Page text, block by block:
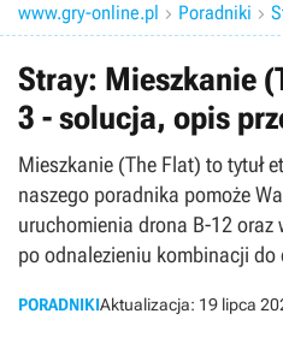
www.gry-online.pl  Poradniki 
Stray: Mieszkanie
3 - solucja, opis
Mieszkanie (The Flat) to tytuł
naszego poradnika pomoże
uruchomienia drona B-12
po odnalezieniu kombinacji do
PORADNIKIAktualizacja: 19 lipca